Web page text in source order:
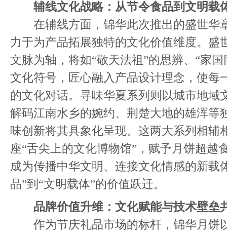
辅线文化战略：从节令食品到文明载
在辅线方面，锦华此次推出的盛世华
力于为产品拓展独特的文化价值维度。盛
文脉为轴，将如“敬天法祖”的思辨、“家
文化符号，匠心融入产品设计理念，使每
的文化对话。寻味华夏系列则以城市地域
解码江南水乡的婉约、荆楚大地的雄浑等
味创新将其具象化呈现。这两大系列相辅
座“舌尖上的文化博物馆”，赋予月饼超越
成为传播中华文明、连接文化情感的新载
品”到“文明载体”的价值跃迁。
品牌价值升维：文化赋能与技术壁垒
作为节庆礼品市场的标杆，锦华月饼